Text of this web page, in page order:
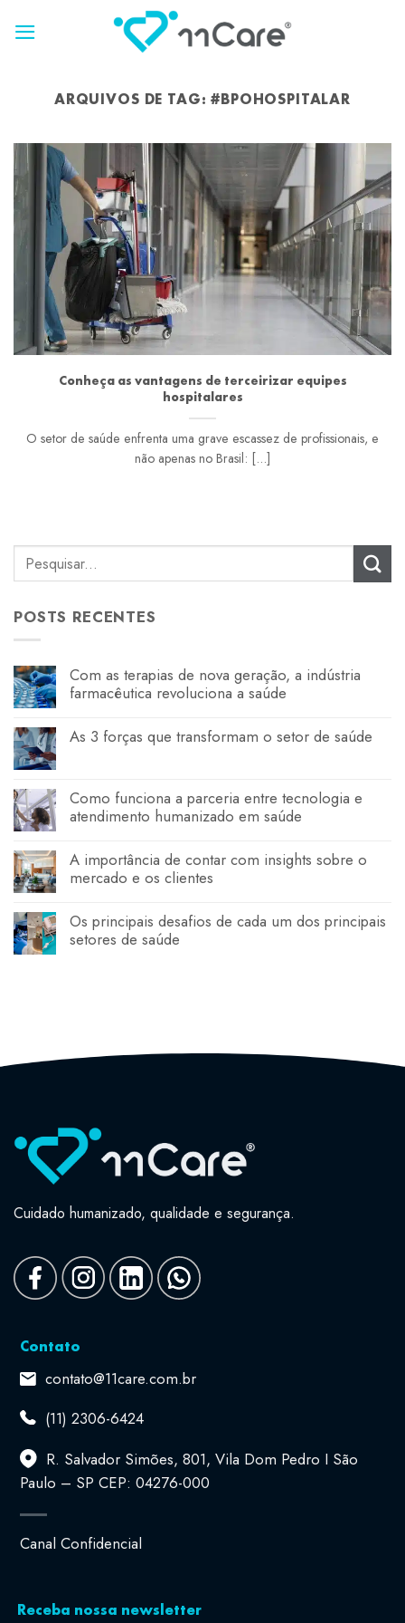
ARQUIVOS DE TAG:#BPOHOSPITALAR
Conheça as vantagens de terceirizar equipes
hospitalares
O setor de saúde enfrenta uma grave escassez de profissionais, e
não apenas no Brasil: [...]
POSTS RECENTES
Com as terapias de nova geração, a indústria
farmacêutica revoluciona a saúde
As 3 forças que transformam o setor de saúde
Como funciona a parceria entre tecnologia e
atendimento humanizado em saúde
A importância de contar com insights sobre o
mercado e os clientes
Os principais desafios de cada um dos principais
setores de saúde
Cuidado humanizado, qualidade e segurança.
Contato
contato@11care.com.br
(11) 2306-6424
R. Salvador Simões, 801, Vila Dom Pedro I São
Paulo – SP CEP: 04276-000
Canal Confidencial
Receba nossa newsletter